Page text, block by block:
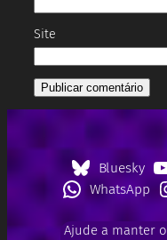
Site
Bluesky
WhatsApp
Ajude a manter o